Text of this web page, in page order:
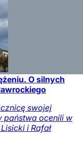
O silnych
swojej
państwa ocenili w
i Rafał